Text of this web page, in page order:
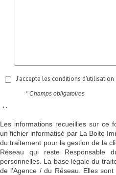
J'accepte les conditions d'utilisation
* Champs obligatoires
* :
Les informations recueillies sur ce
un fichier informatisé par La Boite
du traitement pour la gestion de la
Réseau qui reste Responsable
personnelles. La base légale du
de l'Agence / du Réseau. Elles